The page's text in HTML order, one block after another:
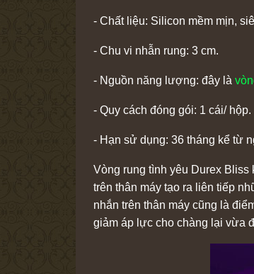
- Chất liệu: Silicon mềm mịn,
- Chu vi nhẫn rung: 3 cm.
- Nguồn năng lượng: đây là
- Quy cách đóng gói: 1 cái/ hộp.
- Hạn sử dụng: 36 tháng kể từ
Vòng rung tình yêu Durex
trên thân máy tạo ra liên tiếp
nhắn trên thân máy cũng là
giảm áp lực cho chàng lại vừa